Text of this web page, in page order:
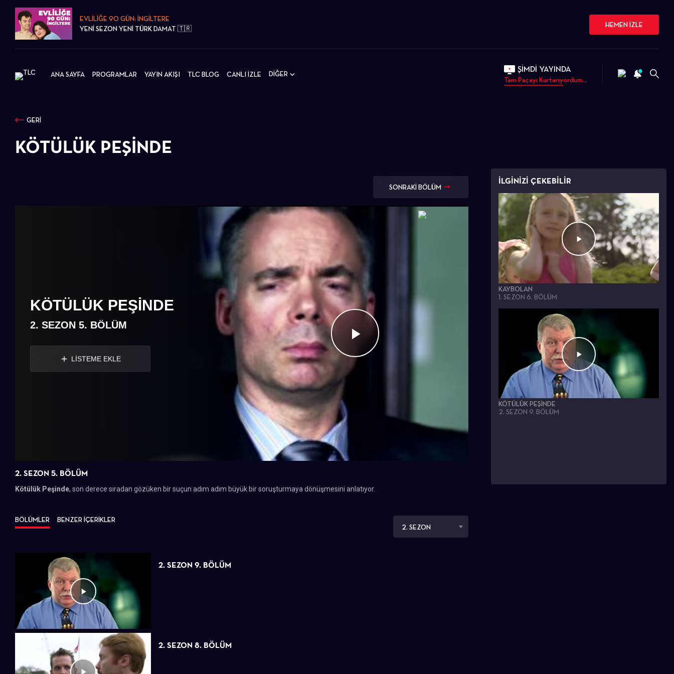
EVLİLİĞE 90 GÜN: İNGİLTERE
YENİ SEZON YENİ TÜRK DAMAT 🇹🇷
HEMEN İZLE
ANA SAYFA PROGRAMLAR YAYIN AKIŞI TLC BLOG CANLI İZLE DİĞER ŞİMDİ YAYINDA
Tam Paçayı Kurtarıyordum...
GERİ
KÖTÜLÜK PEŞINDE
SONRAKİ BÖLÜM
Videoyu
KÖTÜLÜK PEŞINDE
2. SEZON 5. BÖLÜM
LİSTEME EKLE
2. SEZON 5. BÖLÜM
Kötülük Peşinde, son derece sıradan gözüken bir suçun adım adım büyük bir soruşturmaya dönüşmesini anlatıyor.
BÖLÜMLER
BENZER İÇERİKLER
2. SEZON
2. SEZON 9. BÖLÜM
2. SEZON 8. BÖLÜM
İLGİNİZİ ÇEKEBİLİR
KAYBOLAN
1. SEZON 6. BÖLÜM
KÖTÜLÜK PEŞINDE
2. SEZON 9. BÖLÜM